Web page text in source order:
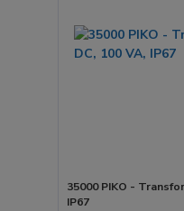
35000 PIKO -
IP67